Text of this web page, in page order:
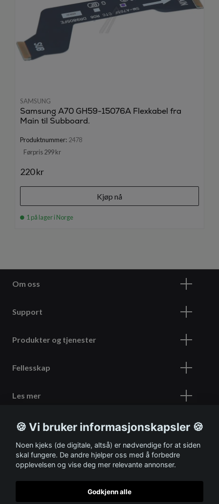
SAMSUNG
Samsung A70 GH59-15076A Flexkabel fra
Main til Subboard.
Produktnummer: 2478
Førpris 299 kr
220 kr
Kjøp nå
1 på lager i Norge
Om oss
Support
Produkter og tjenester
Fellesskap
Les mer
Meld deg på vårt nyhetsbrev
🍪 Vi bruker informasjonskapsler 🍪
Noen kjeks (de digitale, altså) er nødvendige for at siden
skal fungere. De andre hjelper oss med å forbedre
opplevelsen og vise deg mer relevante annonser.
Godkjenn alle